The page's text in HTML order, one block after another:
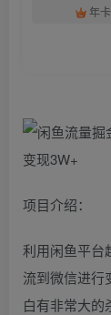
年
项目介绍：
利用闲鱼平台
流到微信进行
白有非常大的